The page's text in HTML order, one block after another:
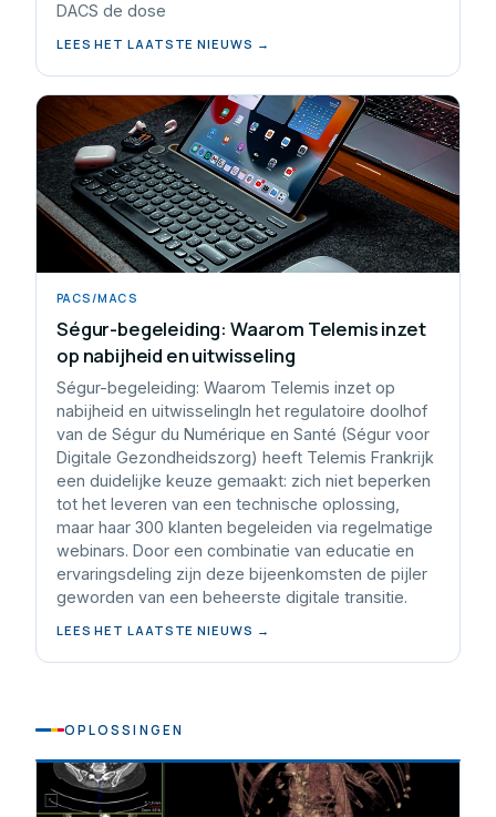
DACS de dose
LEES HET LAATSTE NIEUWS →
PACS/MACS
Ségur-begeleiding: Waarom Telemis inzet
op nabijheid en uitwisseling
Ségur-begeleiding: Waarom Telemis inzet op
nabijheid en uitwisselingIn het regulatoire doolhof
van de Ségur du Numérique en Santé (Ségur voor
Digitale Gezondheidszorg) heeft Telemis Frankrijk
een duidelijke keuze gemaakt: zich niet beperken
tot het leveren van een technische oplossing,
maar haar 300 klanten begeleiden via regelmatige
webinars. Door een combinatie van educatie en
ervaringsdeling zijn deze bijeenkomsten de pijler
geworden van een beheerste digitale transitie.
LEES HET LAATSTE NIEUWS →
OPLOSSINGEN